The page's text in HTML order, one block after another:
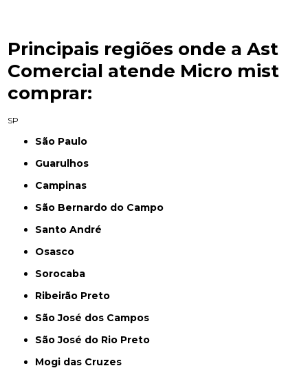
Principais regiões onde a Ast
Comercial atende Micro mist
comprar:
SP
São Paulo
Guarulhos
Campinas
São Bernardo do Campo
Santo André
Osasco
Sorocaba
Ribeirão Preto
São José dos Campos
São José do Rio Preto
Mogi das Cruzes